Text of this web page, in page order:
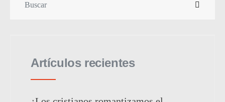
Artículos recientes